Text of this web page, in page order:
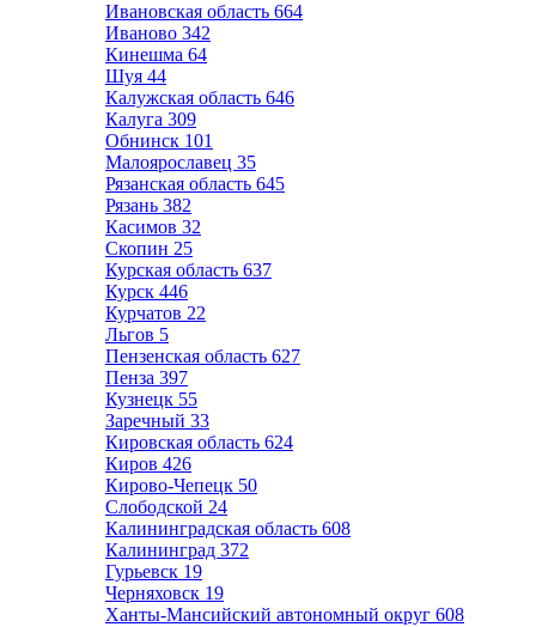
Ивановская область 664
Иваново 342
Кинешма 64
Шуя 44
Калужская область 646
Калуга 309
Обнинск 101
Малоярославец 35
Рязанская область 645
Рязань 382
Касимов 32
Скопин 25
Курская область 637
Курск 446
Курчатов 22
Льгов 5
Пензенская область 627
Пенза 397
Кузнецк 55
Заречный 33
Кировская область 624
Киров 426
Кирово-Чепецк 50
Слободской 24
Калининградская область 608
Калининград 372
Гурьевск 19
Черняховск 19
Ханты-Мансийский автономный округ 608